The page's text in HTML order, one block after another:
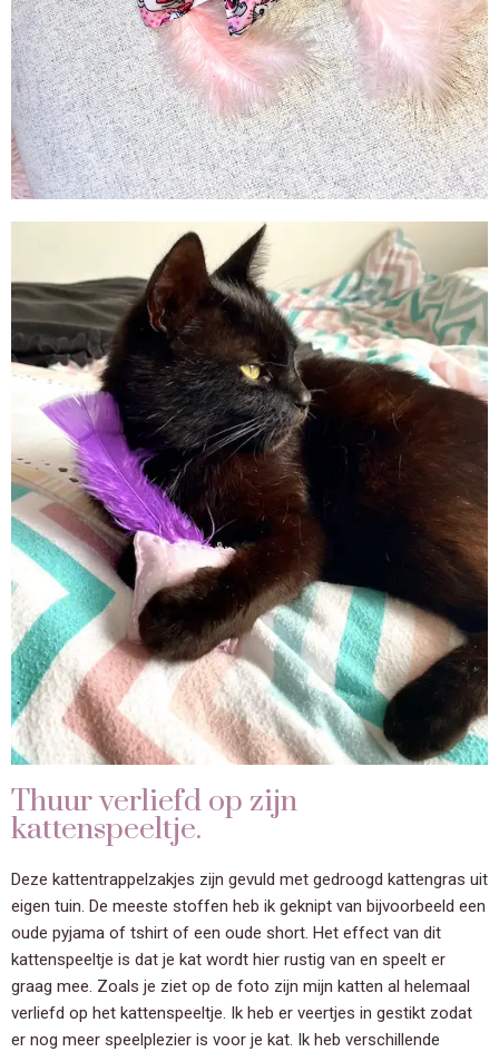
Thuur verliefd op zijn
kattenspeeltje.
Deze kattentrappelzakjes zijn gevuld met gedroogd kattengras uit
eigen tuin. De meeste stoffen heb ik geknipt van bijvoorbeeld een
oude pyjama of tshirt of een oude short. Het effect van dit
kattenspeeltje is dat je kat wordt hier rustig van en speelt er
graag mee. Zoals je ziet op de foto zijn mijn katten al helemaal
verliefd op het kattenspeeltje. Ik heb er veertjes in gestikt zodat
er nog meer speelplezier is voor je kat. Ik heb verschillende